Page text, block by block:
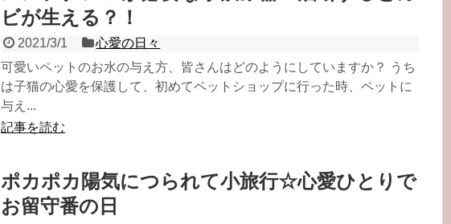
ビが生える？！
2021/3/1
心愛の日々
可愛いペットのお水の与え方、皆さんはどのようにしていますか？ うち
は子猫の心愛を保護して、初めてペットショップに行った時、ペットに
与え...
記事を読む
ポカポカ陽気につられて小旅行☆心愛ひとりで
お留守番の日